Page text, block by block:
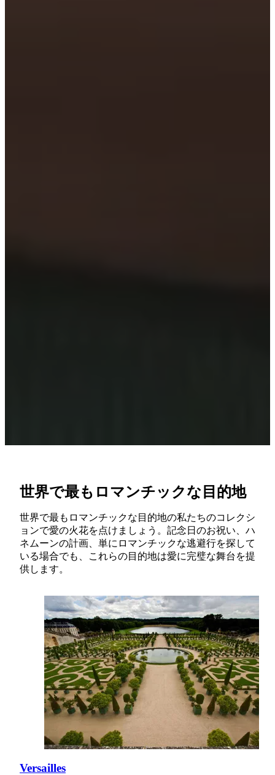
世界で最もロマンチックな目的地
世界で最もロマンチックな目的地の私たちのコレクシ
ョンで愛の火花を点けましょう。記念日のお祝い、ハ
ネムーンの計画、単にロマンチックな逃避行を探して
いる場合でも、これらの目的地は愛に完璧な舞台を提
供します。
Versailles